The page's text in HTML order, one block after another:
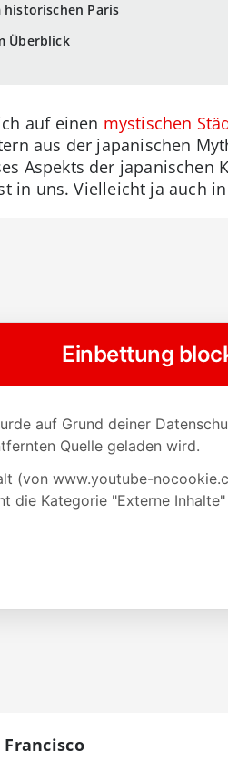
historischen Paris
Überblick
auf einen mystischen
aus der japanischen
Aspekts der japanischen
in uns. Vielleicht ja auch